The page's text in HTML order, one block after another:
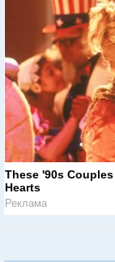
These '90s
Hearts
Реклама